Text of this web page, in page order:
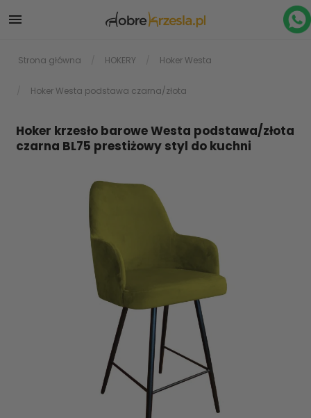

Strona główna HOKERY Hoker Westa
Hoker Westa podstawa czarna/złota
Hoker krzesło barowe Westa podstawa/złota
czarna BL75 prestiżowy styl do kuchni